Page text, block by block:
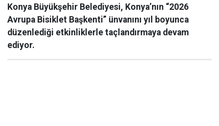
Konya Büyükşehir Belediyesi, Konya’nın “2026
Avrupa Bisiklet Başkenti” ünvanını yıl boyunca
düzenlediği etkinliklerle taçlandırmaya devam
ediyor.